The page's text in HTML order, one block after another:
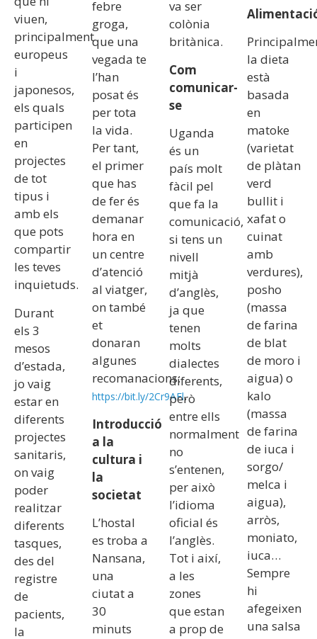
viuen,
principalment
europeus
i
japonesos,
els quals
participen
en
projectes
de tot
tipus i
amb els
que pots
compartir
les teves
inquietuds.
Durant
els 3
mesos
d’estada,
jo vaig
estar en
diferents
projectes
sanitaris,
on vaig
poder
realitzar
diferents
tasques,
des del
registre
de
pacients,
la
febre
groga,
que una
vegada te
l’han
posat és
per tota
la vida.
Per tant,
el primer
que has
de fer és
demanar
hora en
un centre
d’atenció
al viatger,
on també
et
donaran
algunes
recomanacions:
https://bit.ly/2Cr9AFl.
Introducció
a la
cultura i
la
societat
L’hostal
es troba a
Nansana,
una
ciutat a
30
minuts
va ser
colònia
britànica.
Com
comunicar-
se
Uganda
és un
país molt
fàcil pel
que fa la
comunicació,
si tens un
nivell
mitjà
d’anglès,
ja que
tenen
molts
dialectes
diferents,
però
entre ells
normalment
no
s’entenen,
per això
l’idioma
oficial és
l’anglès.
Tot i així,
a les
zones
que estan
a prop de
la dieta
està
basada
en
matoke
(varietat
de plàtan
verd
bullit i
xafat o
cuinat
amb
verdures),
posho
(massa
de farina
de blat
de moro i
aigua) o
kalo
(massa
de farina
de iuca i
sorgo/
melca i
aigua),
arròs,
moniato,
iuca…
Sempre
hi
afegeixen
una salsa